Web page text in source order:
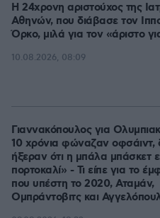
Η 24χρονη αριστούχος της
Αθηνών, που διάβασε τον
Όρκο, μιλά για τον «άριστο
10.08.2026, 08:09
Γιαννακόπουλος για
10 χρόνια φώναζαν οφσάιντ,
ήξεραν ότι η μπάλα μπάσκετ
πορτοκαλί» - Τι είπε για το
που υπέστη το 2020, Αταμάν,
Ομπράντοβιτς και